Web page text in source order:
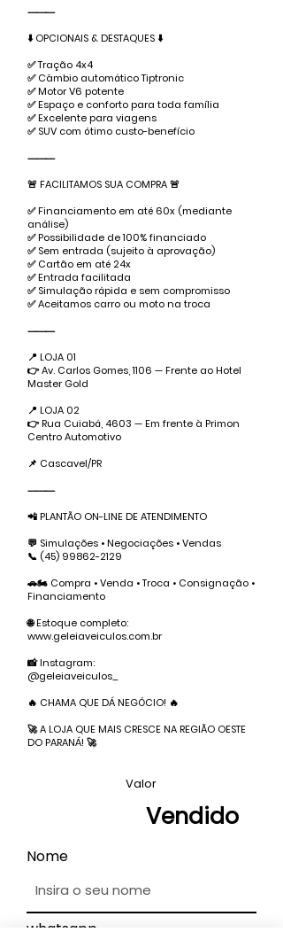
⸻
⬇️ OPCIONAIS & DESTAQUES ⬇️
✅ Tração 4x4
✅ Câmbio automático Tiptronic
✅ Motor V6 potente
✅ Espaço e conforto para toda família
✅ Excelente para viagens
✅ SUV com ótimo custo-benefício
⸻
🚨 FACILITAMOS SUA COMPRA 🚨
✅ Financiamento em até 60x (mediante
análise)
✅ Possibilidade de 100% financiado
✅ Sem entrada (sujeito à aprovação)
✅ Cartão em até 24x
✅ Entrada facilitada
✅ Simulação rápida e sem compromisso
✅ Aceitamos carro ou moto na troca
⸻
📍 LOJA 01
👉 Av. Carlos Gomes, 1106 — Frente ao Hotel
Master Gold
📍 LOJA 02
👉 Rua Cuiabá, 4603 — Em frente à Primon
Centro Automotivo
📌 Cascavel/PR
⸻
📲 PLANTÃO ON-LINE DE ATENDIMENTO
💬 Simulações • Negociações • Vendas
📞 (45) 99862-2129
🚗🏍️ Compra • Venda • Troca • Consignação •
Financiamento
🌐 Estoque completo:
www.geleiaveiculos.com.br
📸 Instagram:
@geleiaveiculos_
🔥 CHAMA QUE DÁ NEGÓCIO! 🔥
🚀 A LOJA QUE MAIS CRESCE NA REGIÃO OESTE
DO PARANÁ! 🚀
Valor
Vendido
Nome